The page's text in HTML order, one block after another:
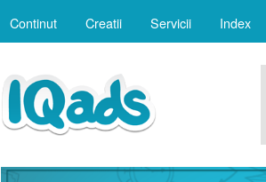
Continut Creatii Servicii Index